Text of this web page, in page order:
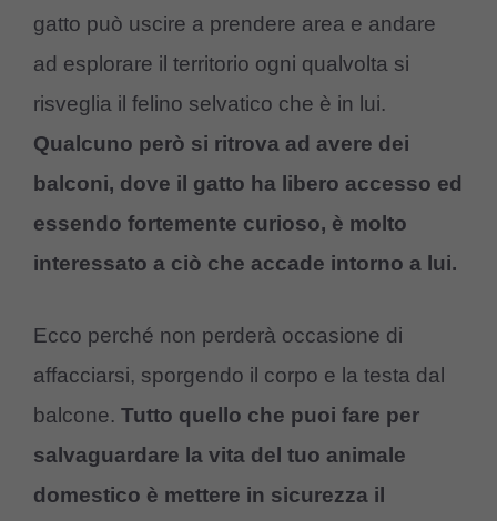
gatto può uscire a prendere area e andare
ad esplorare il territorio ogni qualvolta si
risveglia il felino selvatico che è in lui.
Qualcuno però si ritrova ad avere dei
balconi, dove il gatto ha libero accesso ed
essendo fortemente curioso, è molto
interessato a ciò che accade intorno a lui.
Ecco perché non perderà occasione di
affacciarsi, sporgendo il corpo e la testa dal
balcone. Tutto quello che puoi fare per
salvaguardare la vita del tuo animale
domestico è mettere in sicurezza il